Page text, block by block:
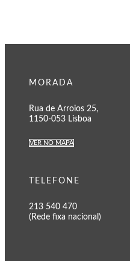
MORADA
Rua de Arroios 25,
1150-053 Lisboa
VER NO MAPA
TELEFONE
213 540 470
(Rede fixa nacional)